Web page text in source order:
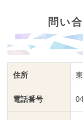
問い
住所
電話番号